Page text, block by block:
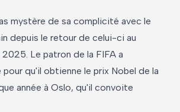
mystère de sa complicité avec le
depuis le retour de celui-ci au
Le patron de la FIFA a
qu'il obtienne le prix Nobel de la
année à Oslo, qu'il convoite